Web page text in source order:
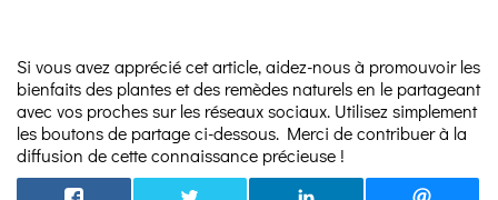
Si vous avez apprécié cet article, aidez-nous à promouvoir les
bienfaits des plantes et des remèdes naturels en le partageant
avec vos proches sur les réseaux sociaux. Utilisez simplement
les boutons de partage ci-dessous. Merci de contribuer à la
diffusion de cette connaissance précieuse !